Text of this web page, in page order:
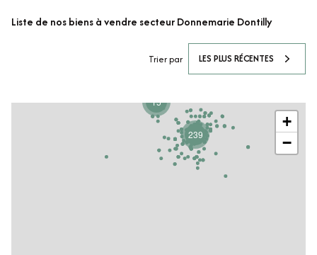
Liste de nos biens à vendre secteur Donnemarie Dontilly
Trier par LES PLUS RÉCENTES
15
239
+
−